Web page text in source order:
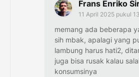
Frans Enriko
11 April 2025 pukul
memang ada beberapa
sih mbak, apalagi yang
lambung harus hati2,
juga bisa rusak kalau
konsumsinya